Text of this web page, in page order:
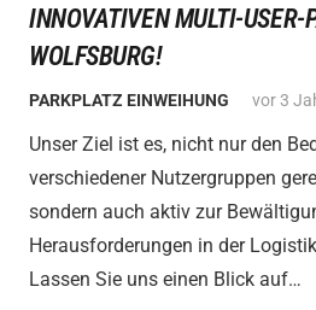
INNOVATIVEN MULTI-USER-
WOLFSBURG!
PARKPLATZ EINWEIHUNG vor 3
Unser Ziel ist es, nicht nur den
verschiedener Nutzergruppen
sondern auch aktiv zur
Herausforderungen in der
Lassen Sie uns einen Blick auf…